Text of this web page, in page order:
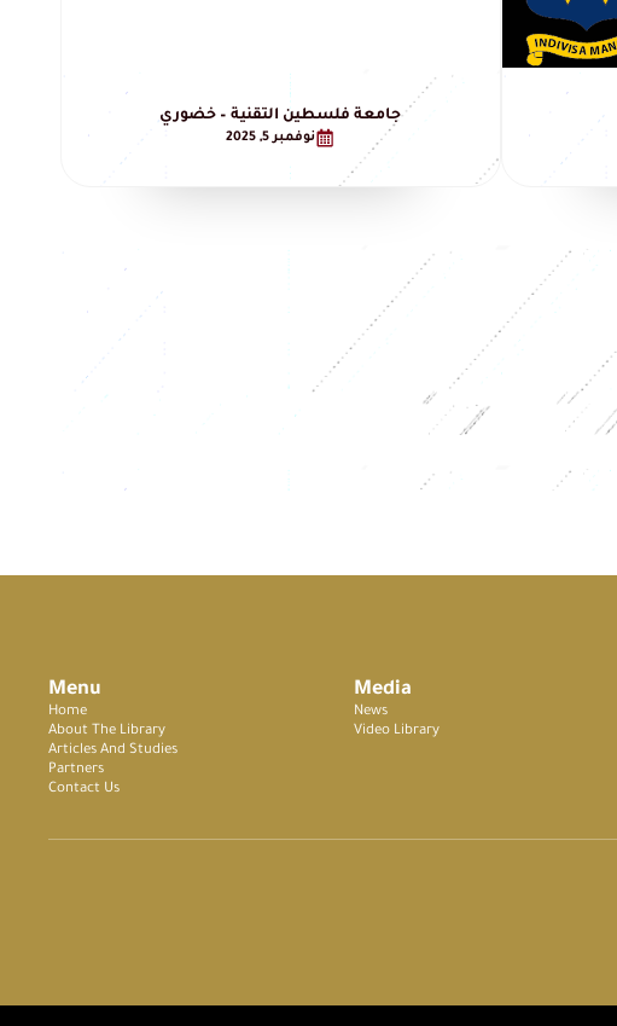
جامعة فلسطين التقنية – خضوري
نوفمبر 5, 2025
Menu
Home
About The Library
Articles And Studies
Partners
Contact Us
Media
News
Video Library